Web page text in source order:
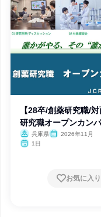
【28卒/創薬研究職/
研究職オープンカン
兵庫県
2026年11月
1日
お気に入り